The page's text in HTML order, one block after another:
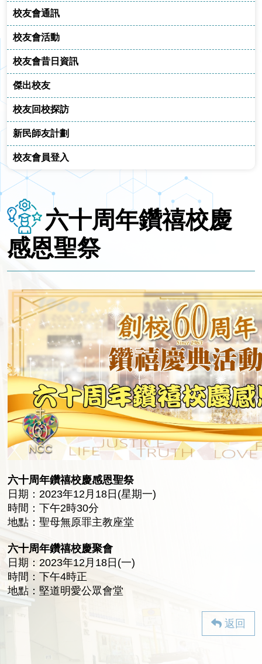
校友會通訊
校友會活動
校友會昔日資訊
傑出校友
校友回校探訪
新民師友計劃
校友會員登入
六十周年鑽禧校慶
感恩聖祭
六十周年鑽禧校慶感恩聖祭
日期：2023年12月18日(星期一)
時間：下午2時30分
地點：聖母無原罪主教座堂
六十周年鑽禧校慶聚會
日期：2023年12月18日(一)
時間：下午4時正
地點：堅道明愛公眾會堂
返回